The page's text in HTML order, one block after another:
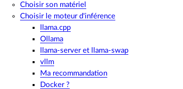
Choisir son matériel
Choisir le moteur d'inférence
llama.cpp
Ollama
llama-server et llama-swap
vllm
Ma recommandation
Docker ?